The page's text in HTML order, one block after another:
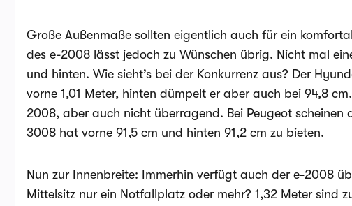
Große Außenmaße sollten eigentlich auch für ein
des e-2008 lässt jedoch zu Wünschen übrig. Nicht mal
und hinten. Wie sieht’s bei der Konkurrenz aus? Der
vorne 1,01 Meter, hinten dümpelt er aber auch bei 94,8
2008, aber auch nicht überragend. Bei Peugeot scheinen
3008 hat vorne 91,5 cm und hinten 91,2 cm zu bieten.
Nun zur Innenbreite: Immerhin verfügt auch der e-2008
Mittelsitz nur ein Notfallplatz oder mehr? 1,32 Meter sind